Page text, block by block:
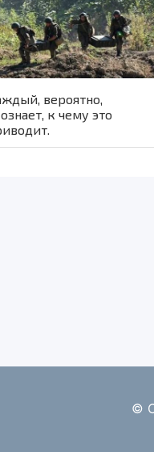
вероятно,
к чему это
©